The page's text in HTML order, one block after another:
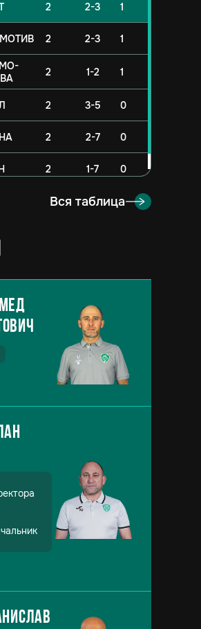
2 2-3 1
2 2-3 1
2 1-2 1
2 3-5 0
2 2-7 0
2 1-7 0
Вся таблица